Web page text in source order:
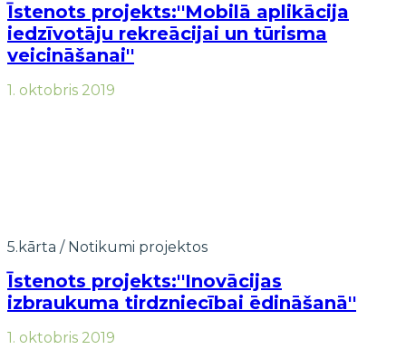
Īstenots projekts:''Mobilā aplikācija
iedzīvotāju rekreācijai un tūrisma
veicināšanai''
1. oktobris 2019
5.kārta / Notikumi projektos
Īstenots projekts:''Inovācijas
izbraukuma tirdzniecībai ēdināšanā''
1. oktobris 2019